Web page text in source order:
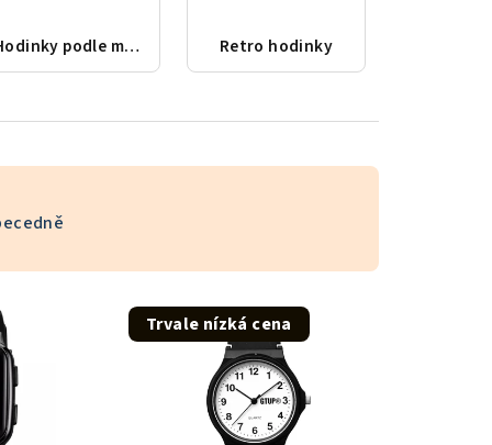
Hodinky podle města Retro hodinky
Trvale nízká cena